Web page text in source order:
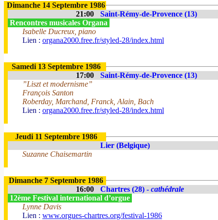
Dimanche 14 Septembre 1986
21:00
Saint-Rémy-de-Provence (13)
Rencontres musicales Organa
Isabelle Ducreux, piano
Lien : organa2000.free.fr/styled-28/index.html
Samedi 13 Septembre 1986
17:00
Saint-Rémy-de-Provence (13)
”Liszt et modernisme”
François Santon
Roberday, Marchand, Franck, Alain, Bach
Lien : organa2000.free.fr/styled-28/index.html
Jeudi 11 Septembre 1986
Lier (Belgique)
Suzanne Chaisemartin
Dimanche 7 Septembre 1986
16:00
Chartres (28) - cathédrale
12ème Festival international d’orgue
Lynne Davis
Lien : www.orgues-chartres.org/festival-1986